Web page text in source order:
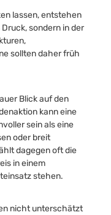
lassen, entstehen
sondern in der
sollten daher früh
Blick auf den
kann eine
sein als eine
oder breit
dagegen oft die
in einem
stehen.
nicht unterschätzt